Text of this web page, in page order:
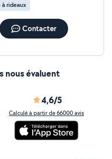
rideaux
Contacter
nous évaluent
4,6/5
Calculé à partir de 66000 avis